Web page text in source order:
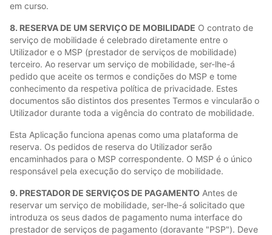
em curso.
8. RESERVA DE UM SERVIÇO DE MOBILIDADE O contrato de
serviço de mobilidade é celebrado diretamente entre o
Utilizador e o MSP (prestador de serviços de mobilidade)
terceiro. Ao reservar um serviço de mobilidade, ser-lhe-á
pedido que aceite os termos e condições do MSP e tome
conhecimento da respetiva política de privacidade. Estes
documentos são distintos dos presentes Termos e vincularão o
Utilizador durante toda a vigência do contrato de mobilidade.
Esta Aplicação funciona apenas como uma plataforma de
reserva. Os pedidos de reserva do Utilizador serão
encaminhados para o MSP correspondente. O MSP é o único
responsável pela execução do serviço de mobilidade.
9. PRESTADOR DE SERVIÇOS DE PAGAMENTO Antes de
reservar um serviço de mobilidade, ser-lhe-á solicitado que
introduza os seus dados de pagamento numa interface do
prestador de serviços de pagamento (doravante "PSP"). Deve